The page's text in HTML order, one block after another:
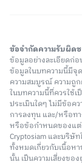
ข้อจำกัดความรับผิด
ข้อมูลอย่างละเอียดก่
ข้อมูลในบทความนี้มีจุ
ความสมบูรณ์ ความถู
ในบทความนี้ที่ควรใช้
ประเมินใดๆ ไม่มีข้อค
การลงทุน และ/หรือท
หรือข้อกำหนดของแ
Cryptosiam และบริษั
ทั้งหมดเกี่ยวกับเนื้อห
นั้น เป็นความเสี่ยงขอ